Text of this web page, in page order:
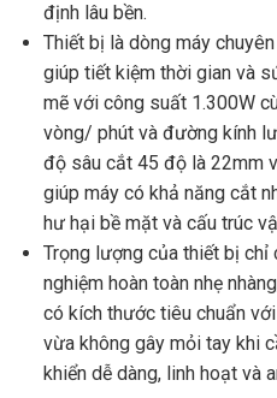
định lâu bền.
Thiết bị là dòng máy
giúp tiết kiệm thời gian và
mẽ với công suất 1.300W
vòng/ phút và đường kính
độ sâu cắt 45 độ là 22mm
giúp máy có khả năng cắt
hư hại bề mặt và cấu trúc
Trọng lượng của thiết bị
nghiệm hoàn toàn nhẹ
có kích thước tiêu chuẩn
vừa không gây mỏi tay khi
khiển dễ dàng, linh hoạt và